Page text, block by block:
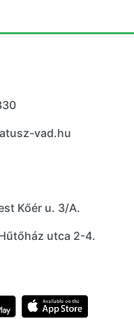
vad.hu
utca 2-4.
Kőér u. 3/A.